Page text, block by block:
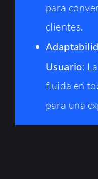
para
clientes.
Usuario:
fluida en
para una